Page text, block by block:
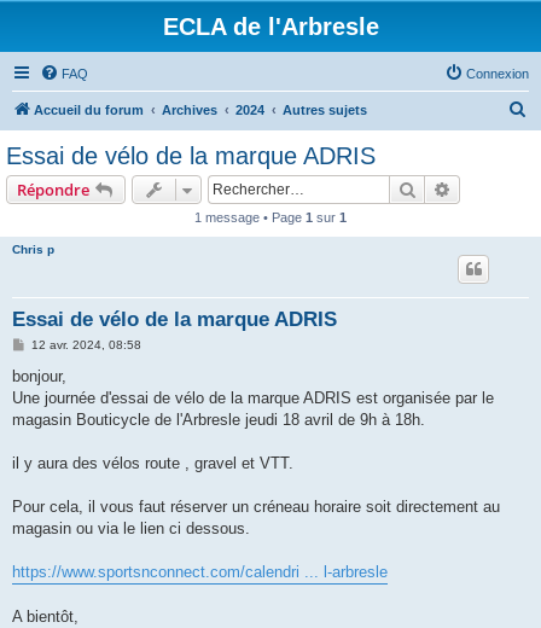
ECLA de l'Arbresle
FAQ Connexion
Accueil du forum Archives 2024 Autres sujets
Essai de vélo de la marque ADRIS
Répondre Rechercher
1 message • Page 1 sur 1
Chris p
Essai de vélo de la marque ADRIS
M
s
a
g
12 avr. 2024, 08:58
bonjour,
Une journée d'essai de vélo de la marque ADRIS est organisée par le
magasin Bouticycle de l'Arbresle jeudi 18 avril de 9h à 18h.
il y aura des vélos route , gravel et VTT.
Pour cela, il vous faut réserver un créneau horaire soit directement au
magasin ou via le lien ci dessous.
https://www.sportsnconnect.com/calendri ... l-arbresle
A bientôt,